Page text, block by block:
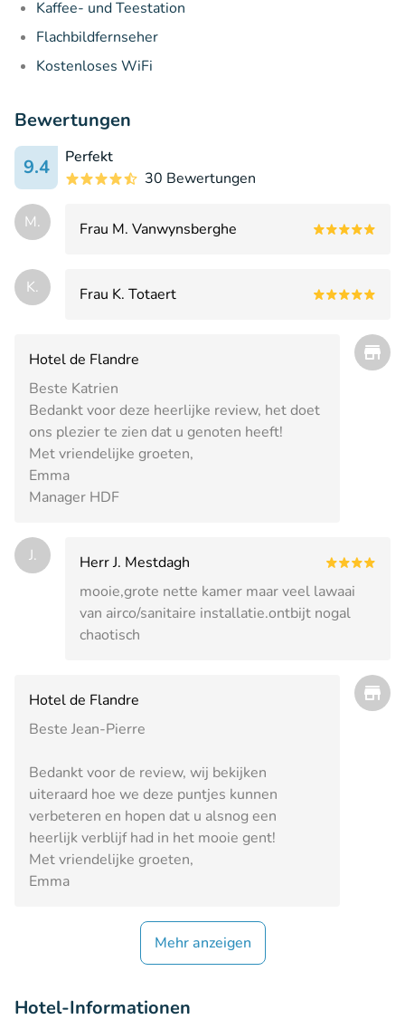
Kaffee- und Teestation
Flachbildfernseher
Kostenloses WiFi
Bewertungen
9.4
Perfekt
30 Bewertungen
M. Frau M. Vanwynsberghe
K. Frau K. Totaert
Hotel de Flandre
Beste Katrien
Bedankt voor deze heerlijke review, het doet
ons plezier te zien dat u genoten heeft!
Met vriendelijke groeten,
Emma
Manager HDF
J.
Herr J. Mestdagh
mooie,grote nette kamer maar veel lawaai
van airco/sanitaire installatie.ontbijt nogal
chaotisch
Hotel de Flandre
Beste Jean-Pierre
Bedankt voor de review, wij bekijken
uiteraard hoe we deze puntjes kunnen
verbeteren en hopen dat u alsnog een
heerlijk verblijf had in het mooie gent!
Met vriendelijke groeten,
Emma
Mehr anzeigen
Hotel-Informationen